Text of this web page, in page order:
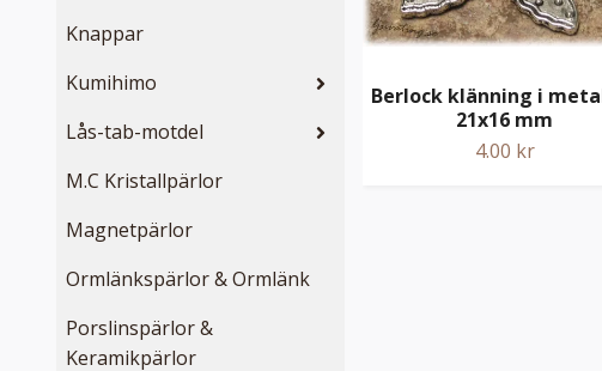
Knappar
Kumihimo
Lås-tab-motdel
M.C Kristallpärlor
Magnetpärlor
Ormlänkspärlor & Ormlänk
Porslinspärlor &
Keramikpärlor
Berlock klänning i
21x16 mm
4.00 kr